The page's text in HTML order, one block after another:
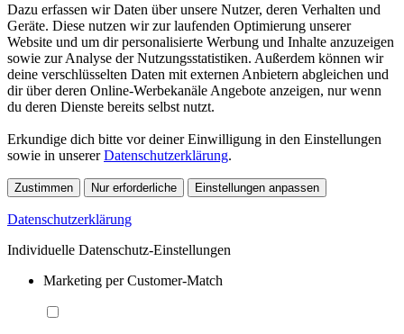
Dazu erfassen wir Daten über unsere Nutzer, deren Verhalten und
Geräte. Diese nutzen wir zur laufenden Optimierung unserer
Website und um dir personalisierte Werbung und Inhalte anzuzeigen
sowie zur Analyse der Nutzungsstatistiken. Außerdem können wir
deine verschlüsselten Daten mit externen Anbietern abgleichen und
dir über deren Online-Werbekanäle Angebote anzeigen, nur wenn
du deren Dienste bereits selbst nutzt.
Erkundige dich bitte vor deiner Einwilligung in den Einstellungen
sowie in unsererDatenschutzerklärung.
Zustimmen Nur erforderliche Einstellungen anpassen
Datenschutzerklärung
Individuelle Datenschutz-Einstellungen
Marketing per Customer-Match